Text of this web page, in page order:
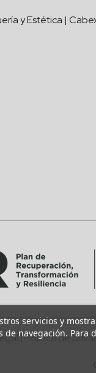
y Estética |
servicios y
navegación. Para
|Política de